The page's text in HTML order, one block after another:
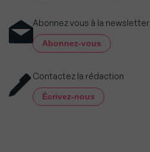
Abonnez vous à la newsletter
Abonnez-vous
Contactez la rédaction
Écrivez-nous